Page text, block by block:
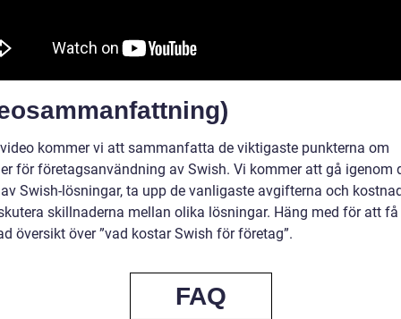
kommer vi att sammanfatta de viktigaste punkterna om
för företagsanvändning av Swish. Vi kommer att gå igenom
Swish-lösningar, ta upp de vanligaste avgifterna och
skillnaderna mellan olika lösningar. Häng med för att få
översikt över ”vad kostar Swish för företag”.
FAQ